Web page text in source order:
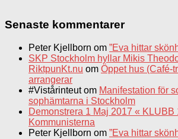
Senaste kommentarer
Peter Kjellborn om ”Eva hittar
SKP Stockholm hyllar Mikis
RiktpunKt.nu om Öppet hus (Café-
arrangerar
#Vistårinteutom Manifestation för
sophämtarna i Stockholm
Demonstrera 1 Maj 2017 « KLUBB
Kommunisterna
Peter Kjellborn om ”Eva hittar